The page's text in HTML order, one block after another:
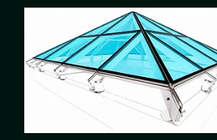
Алмазная гравировка